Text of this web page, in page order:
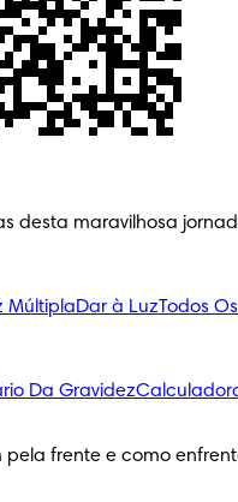
desta maravilhosa
MúltiplaDar à LuzTodos
Da Gravidez
pela frente e como